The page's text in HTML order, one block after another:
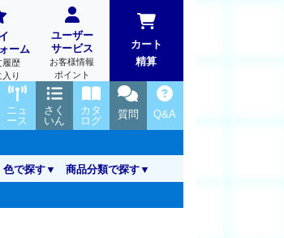
ーム
履歴
入り
ユーザー
サービス
お客様情報
ポイント
カート
精算
Q&A
質問
カタ
ログ
さく
いん
ニュ
ース
色で探す 商品分類で探す